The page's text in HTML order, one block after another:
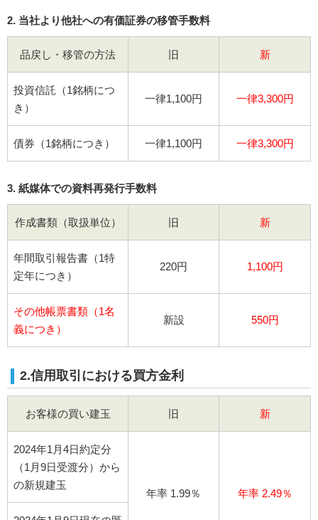
2. 当社より他社への有価証券の移管手数料
品戻し・移管の方法 旧 新
投資信託（1銘柄につ
き）
一律1,100円 一律3,300円
債券（1銘柄につき） 一律1,100円 一律3,300円
3. 紙媒体での資料再発行手数料
作成書類（取扱単位） 旧 新
年間取引報告書（1特
定年につき）
220円 1,100円
その他帳票書類（1名
義につき）
新設 550円
2.信用取引における買方金利
お客様の買い建玉 旧 新
2024年1月4日約定分
（1月9日受渡分）から
の新規建玉
年率 1.99％ 年率 2.49％